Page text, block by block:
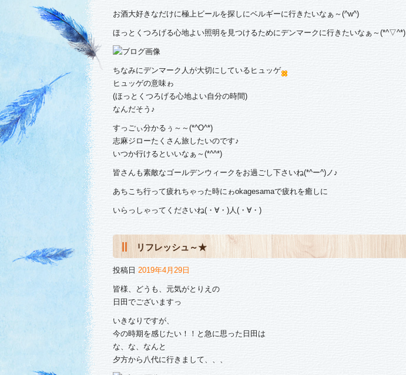
お酒大好きなだけに極上ビールを探しにベルギーに行きたいなぁ～(^w^)
ほっとくつろげる心地よい照明を見つけるためにデンマークに行きたいなぁ～(*^▽^*)
ちなみにデンマーク人が大切にしているヒュッゲ
ヒュッゲの意味ゎ
(ほっとくつろげる心地よい自分の時間)
なんだそう♪
すっごぃ分かるぅ～～(*^O^*)
志麻ジローたくさん旅したいのです♪
いつか行けるといいなぁ～(*^^*)
皆さんも素敵なゴールデンウィークをお過ごし下さいね(*^ー^)ノ♪
あちこち行って疲れちゃった時にゎokagesamaで疲れを癒しに
いらっしゃってくださいね(・∀・)人(・∀・)
リフレッシュ～★
投稿日 2019年4月29日
皆様、どうも、元気がとりえの
日田でございますっ
いきなりですが、
今の時期を感じたい！！と急に思った日田は
な、な、なんと
夕方から八代に行きまして、、、